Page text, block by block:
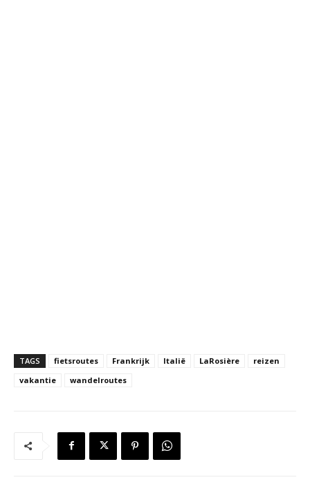
TAGS fietsroutes Frankrijk Italië LaRosière
reizen
vakantie
wandelroutes